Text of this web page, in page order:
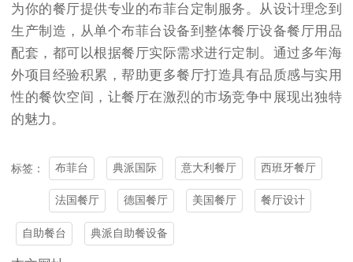
为你的餐厅提供专业的布菲台定制服务。从设计理念到
生产制造，从单个布菲台设备到整体餐厅设备餐厅用品
配套，都可以根据餐厅实际需求进行定制。通过多年海
外项目经验积累，帮助更多餐厅打造具有品质感与实用
性的餐饮空间，让餐厅在激烈的市场竞争中展现出独特
的魅力。
标签： 布菲台 典派国际 意大利餐厅 西班牙餐厅
法国餐厅 德国餐厅 美国餐厅 餐厅设计
自助餐台 典派自助餐设备